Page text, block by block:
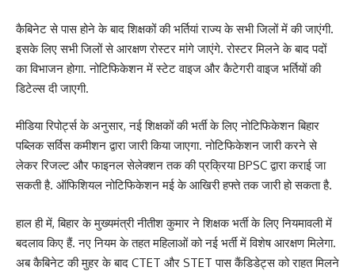
कैबिनेट से पास होने के बाद शिक्षकों की भर्तियां राज्य के सभी जिलों में की जाएंगी.
इसके लिए सभी जिलों से आरक्षण रोस्टर मांगे जाएंगे. रोस्टर मिलने के बाद पदों
का विभाजन होगा. नोटिफिकेशन में स्टेट वाइज और कैटेगरी वाइज भर्तियों की
डिटेल्स दी जाएगी.
मीडिया रिपोर्ट्स के अनुसार, नई शिक्षकों की भर्ती के लिए नोटिफिकेशन बिहार
पब्लिक सर्विस कमीशन द्वारा जारी किया जाएगा. नोटिफिकेशन जारी करने से
लेकर रिजल्ट और फाइनल सेलेक्शन तक की प्रक्रिया BPSC द्वारा कराई जा
सकती है. ऑफिशियल नोटिफिकेशन मई के आखिरी हफ्ते तक जारी हो सकता है.
हाल ही में, बिहार के मुख्यमंत्री नीतीश कुमार ने शिक्षक भर्ती के लिए नियमावली में
बदलाव किए हैं. नए नियम के तहत महिलाओं को नई भर्ती में विशेष आरक्षण मिलेगा.
अब कैबिनेट की मुहर के बाद CTET और STET पास कैंडिडेट्स को राहत मिलने